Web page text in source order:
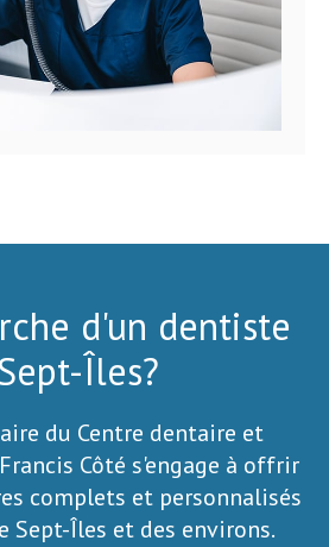
d'un dentiste
Îles?
du Centre dentaire et
Côté s'engage à offrir
complets et personnalisés
Sept-Îles et des environs.